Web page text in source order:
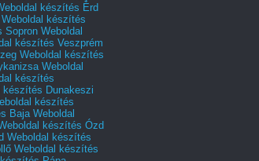
készítés Érd
Weboldal készítés
Sopron Weboldal
készítés Veszprém
Weboldal készítés
Weboldal
készítés
készítés Dunakeszi
készítés
Baja Weboldal
készítés Ózd
Weboldal készítés
Weboldal készítés